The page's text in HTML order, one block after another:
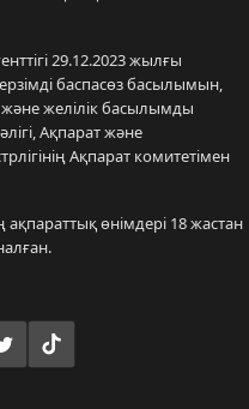
29.12.2023 жылғы
баспасөз басылымын,
және желілік басылымды
Ақпарат және
Ақпарат комитетімен
ақпараттық өнімдері 18 жастан